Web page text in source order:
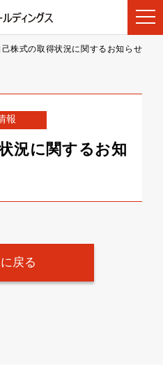
己株式の取得状況に関するお知らせ
報
況に関するお知
戻る